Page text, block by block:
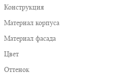
Конструкция
Материал корпуса
Материал фасада
Цвет
Оттенок